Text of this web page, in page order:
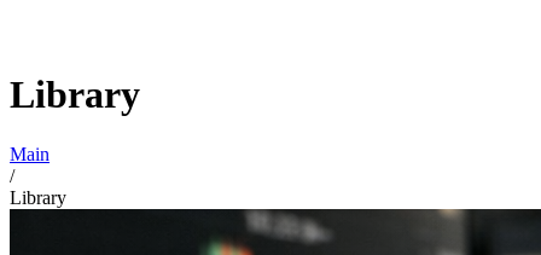
Library
Main
/
Library